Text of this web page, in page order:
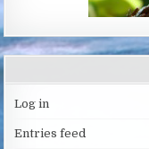
Log in
Entries feed